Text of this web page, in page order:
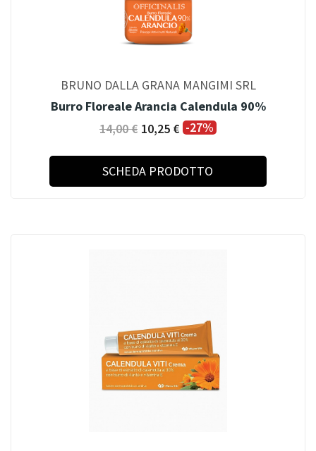
BRUNO DALLA GRANA MANGIMI SRL
Burro Floreale Arancia Calendula 90%
14,00 € 10,25 € -27%
SCHEDA PRODOTTO